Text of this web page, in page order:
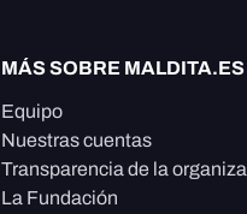
MÁS SOBRE MALDITA.ES
Equipo
Nuestras cuentas
Transparencia de la
La Fundación